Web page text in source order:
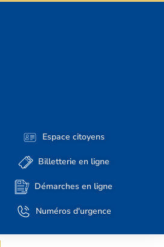
Espace citoyens
Billetterie en ligne
Démarches en ligne
Numéros d'urgence